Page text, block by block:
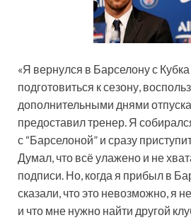
«Я вернулся в Барселону с
подготовиться к сезону,
дополнительными днями
предоставил тренер. Я
с “Барселоной” и сразу
Думал, что всё улажено и не
подписи. Но, когда я прибыл в
сказали, что это невозможно, я
и что мне нужно найти другой